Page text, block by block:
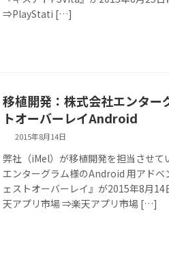
⇒PlayStati […]
移植開発：株式会社エンター
トオーバーレイAndroid
2015年8月14日
弊社（iMel）が移植開発を担当させて
エンターグラム様のAndroid 用アドベ
ェストオーバーレイ』が2015年8月
天アプリ市場 ⇒楽天アプリ市場 […]